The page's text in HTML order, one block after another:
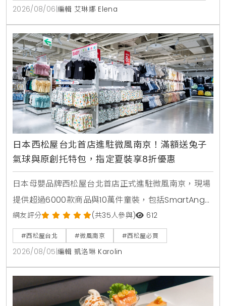
冰淇淋，開幕期間更祭出追蹤官方社群免費送伊比利豬
與消費滿額送冰淇淋等多重優惠。
2026/08/06 編輯 艾琳娜 Elena
日本西松屋台北首店進駐微風南京！滿額送兔子
氣球與原創托特包，指定夏裝享8折優惠
日本母嬰品牌西松屋台北首店正式進駐微風南京，現場
提供超過6000款商品與10萬件童裝，包括SmartAngel
褲型紙尿褲、包屁衣與熱銷安撫玩具。慶祝開幕推出全
館消費禮與指定夏裝8折優惠，打造台北家長一站式育
兒購物指南。
網友評分 (共35人參與) 612
#西松屋台北 #微風南京 #西松屋必買
2026/08/05 編輯 凱洛琳 Karolin